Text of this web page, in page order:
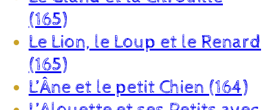
(165)
Le Lion, le Loup et le Renard
(165)
L’Âne et le petit Chien (164)